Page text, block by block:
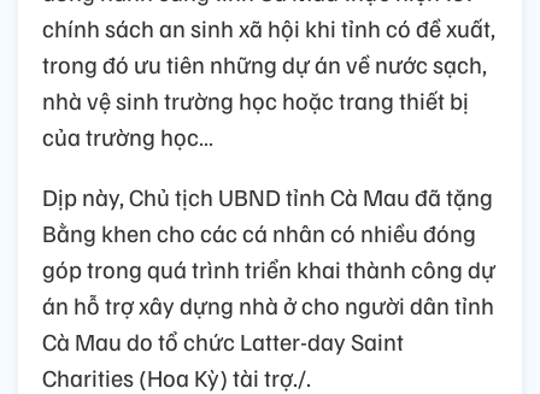
chính sách an sinh xã hội khi tỉnh có đề xuất,
trong đó ưu tiên những dự án về nước sạch,
nhà vệ sinh trường học hoặc trang thiết bị
của trường học…
Dịp này, Chủ tịch UBND tỉnh Cà Mau đã tặng
Bằng khen cho các cá nhân có nhiều đóng
góp trong quá trình triển khai thành công dự
án hỗ trợ xây dựng nhà ở cho người dân tỉnh
Cà Mau do tổ chức Latter-day Saint
Charities (Hoa Kỳ) tài trợ./.